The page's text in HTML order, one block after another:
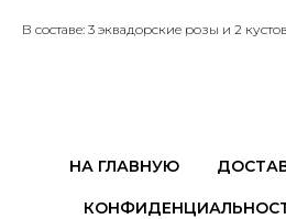
В составе: 3 эквадорские розы и 2
НА ГЛАВНУЮ